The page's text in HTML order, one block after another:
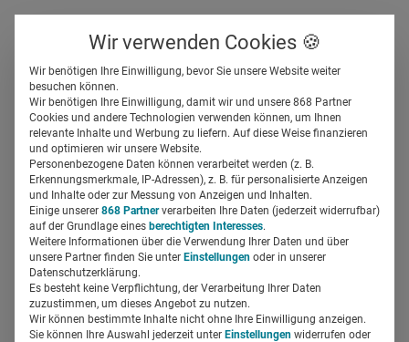
Gespeicherte Beiträge
Suchfeld
Suchen
Antikorruptionsgesetz: Diese
Geschenke an den Zahnarzt
sind okay
Sonja Eckmann30.11.20172 Min Lesezeit
Wir verwenden Cookies 🍪
Wir benötigen Ihre Einwilligung, bevor Sie unsere Website weiter
besuchen können.
Wir benötigen Ihre Einwilligung, damit wir und unsere 868 Partner
Cookies und andere Technologien verwenden können, um Ihnen
relevante Inhalte und Werbung zu liefern. Auf diese Weise finanzieren
und optimieren wir unsere Website.
Personenbezogene Daten können verarbeitet werden (z. B.
Erkennungsmerkmale, IP-Adressen), z. B. für personalisierte Anzeigen
und Inhalte oder zur Messung von Anzeigen und Inhalten.
Einige unserer 868 Partnerverarbeiten Ihre Daten (jederzeit widerrufbar)
auf der Grundlage eines berechtigten Interesses.
Weitere Informationen über die Verwendung Ihrer Daten und über
unsere Partner finden Sie unter Einstellungen oder in unserer
Datenschutzerklärung.
Es besteht keine Verpflichtung, der Verarbeitung Ihrer Daten
zuzustimmen, um dieses Angebot zu nutzen.
Wir können bestimmte Inhalte nicht ohne Ihre Einwilligung anzeigen.
Sie können Ihre Auswahl jederzeit unter Einstellungen widerrufen oder